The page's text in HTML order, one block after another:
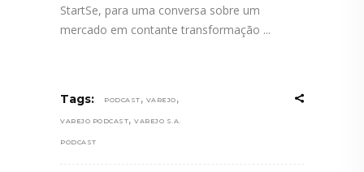
StartSe, para uma conversa sobre um
mercado em contante transformação
Tags: PODCAST , VAREJO ,
VAREJO PODCAST, VAREJO S.A.
PODCAST